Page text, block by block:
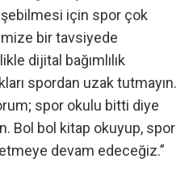
için spor çok
bir tavsiyede
dijital bağımlılık
spordan uzak tutmayın.
spor okulu bitti diye
Bol bol kitap okuyup, spor
devam edeceğiz.”